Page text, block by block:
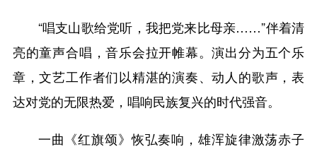
“唱支山歌给党听，我把党来比母亲……”伴着清
亮的童声合唱，音乐会拉开帷幕。演出分为五个乐
章，文艺工作者们以精湛的演奏、动人的歌声，表
达对党的无限热爱，唱响民族复兴的时代强音。
一曲《红旗颂》恢弘奏响，雄浑旋律激荡赤子